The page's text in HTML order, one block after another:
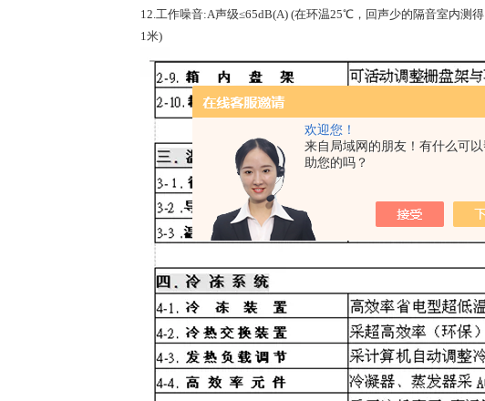
欢迎您！
来自局域网的朋友！有什么可
助您的吗？
12.工作噪音:A声级≤65dB(A) (在环温25℃，回声少的隔音室内测
1米)